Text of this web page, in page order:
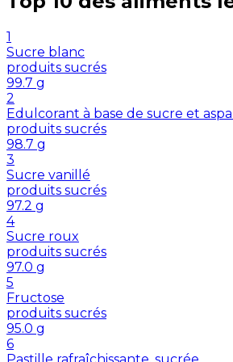
1
Sucre blanc
produits sucrés
99.7 g
2
Edulcorant à base de sucre et
produits sucrés
98.7 g
3
Sucre vanillé
produits sucrés
97.2 g
4
Sucre roux
produits sucrés
97.0 g
5
Fructose
produits sucrés
95.0 g
6